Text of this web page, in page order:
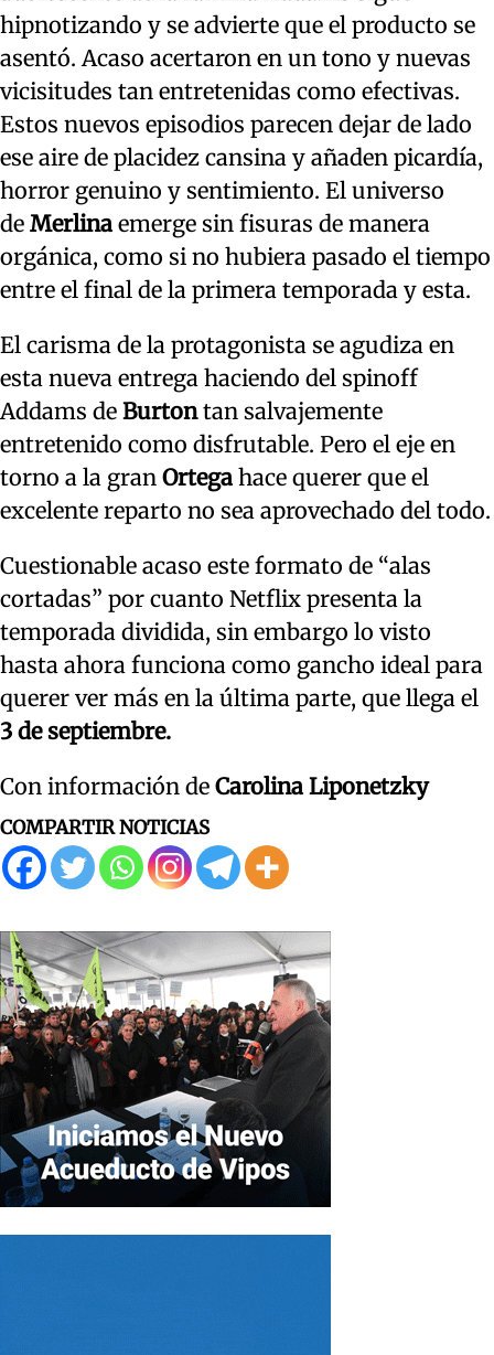
hipnotizando y se advierte que el producto se
asentó. Acaso acertaron en un tono y nuevas
vicisitudes tan entretenidas como efectivas.
Estos nuevos episodios parecen dejar de lado
ese aire de placidez cansina y añaden picardía,
horror genuino y sentimiento. El universo
de Merlina emerge sin fisuras de manera
orgánica, como si no hubiera pasado el tiempo
entre el final de la primera temporada y esta.
El carisma de la protagonista se agudiza en
esta nueva entrega haciendo del spinoff
Addams de Burtontan salvajemente
entretenido como disfrutable. Pero el eje en
torno a la gran Ortega hace querer que el
excelente reparto no sea aprovechado del todo.
Cuestionable acaso este formato de “alas
cortadas” por cuanto Netflix presenta la
temporada dividida, sin embargo lo visto
hasta ahora funciona como gancho ideal para
querer ver más en la última parte, que llega el
3 de septiembre.
Con información de Carolina Liponetzky
COMPARTIR NOTICIAS